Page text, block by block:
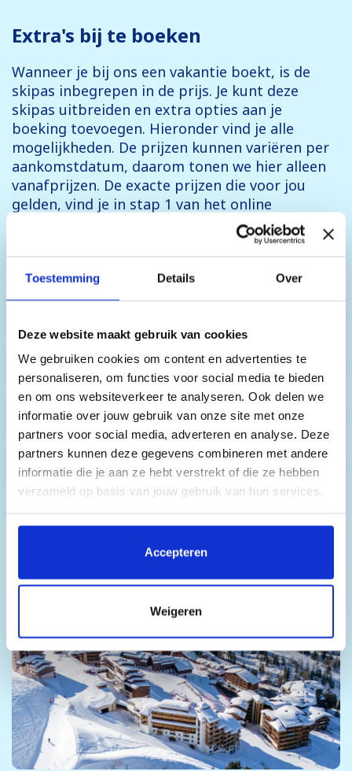
Toestemming Details Over
Deze website maakt gebruik van cookies
We gebruiken cookies om content en advertenties te
personaliseren, om functies voor social media te bieden
en om ons websiteverkeer te analyseren. Ook delen we
informatie over jouw gebruik van onze site met onze
partners voor social media, adverteren en analyse. Deze
partners kunnen deze gegevens combineren met andere
informatie die je aan ze hebt verstrekt of die ze hebben
verzameld op basis van jouw gebruik van hun services.
Door op 'Accepteren' te klikken, stem je in met het
plaatsen van alle cookies. Klik op 'Details' voor een
cookies je wilt toestaan. Je kunt je voorkeuren op elk
moment wijzigen of je toestemming intrekken.
Accepteren
Weigeren
Extra's bij te boeken
Wanneer je bij ons een vakantie boekt, is de
skipas inbegrepen in de prijs. Je kunt deze
skipas uitbreiden en extra opties aan je
boeking toevoegen. Hieronder vind je alle
mogelijkheden. De prijzen kunnen variëren per
aankomstdatum, daarom tonen we hier alleen
vanafprijzen. De exacte prijzen die voor jou
gelden, vind je in stap 1 van het online
Snowboardhuur
Maaltijden
Busvervoer